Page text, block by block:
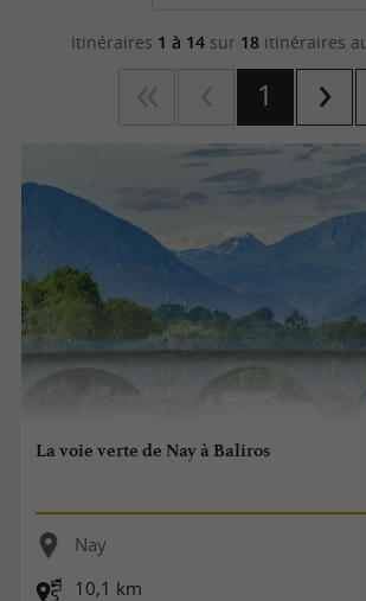
Itinéraires 1 à 14sur 18itinéraires
1
La voie verte de Nay à Baliros
Nay
10,1 km